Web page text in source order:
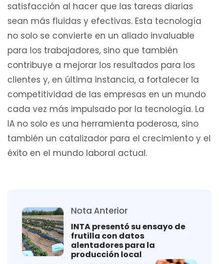
satisfacción al hacer que las tareas diarias
sean más fluidas y efectivas. Esta tecnología
no solo se convierte en un aliado invaluable
para los trabajadores, sino que también
contribuye a mejorar los resultados para los
clientes y, en última instancia, a fortalecer la
competitividad de las empresas en un mundo
cada vez más impulsado por la tecnología. La
IA no solo es una herramienta poderosa, sino
también un catalizador para el crecimiento y el
éxito en el mundo laboral actual.
Nota Anterior
INTA presentó su ensayo de
frutilla con datos
alentadores para la
producción local